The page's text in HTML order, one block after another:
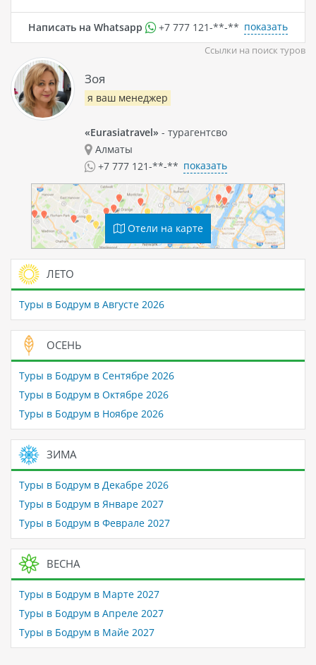
Написать на Whatsapp +7 777 121-**-** показать
Ссылки на поиск туров
Зоя
я ваш менеджер
«Eurasiatravel» - турагентсво
Алматы
+7 777 121-**-** показать
Отели на карте
ЛЕТО
Туры в Бодрум в Августе 2026
ОСЕНЬ
Туры в Бодрум в Сентябре 2026
Туры в Бодрум в Октябре 2026
Туры в Бодрум в Ноябре 2026
ЗИМА
Туры в Бодрум в Декабре 2026
Туры в Бодрум в Январе 2027
Туры в Бодрум в Феврале 2027
ВЕСНА
Туры в Бодрум в Марте 2027
Туры в Бодрум в Апреле 2027
Туры в Бодрум в Майе 2027